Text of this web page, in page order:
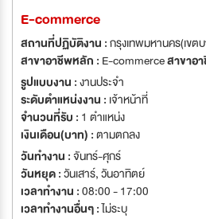
มาตราฐานการผลิต GMP (Good
คณะกรรมการอาหารและยา กระทรวงสาธา
9001 : 2015 - ระบบมาตรฐานแรงงานไทย (มรท.
บริษัท - นวัตกรรมการผลิตสมัยใหม่ - เทคโนโลยี เครื่องจักรที่ทันสมัย - สารสกัด
ต่างๆ มีใบประกันคุณภาพ - มีทีมงานผู้เชี่ยวช
ประสบการณ์มากกว่า 10 ปี - ควบคุมการผลิต
วิทยาศาสตร์ที่มีประสบการณ์ - ให้บริการผลิต
แบรนด์ของลูกค้าเอง
E-commerce
สถานที่ปฏิบัติงาน :กรุงเทพมหานคร(เขต
สาขาอาชีพหลัก : E-commerceสาขาอ
รูปแบบงาน :งานประจำ
ระดับตำแหน่งงาน : เจ้าหน้าที่
จำนวนที่รับ : 1 ตำแหน่ง
เงินเดือน(บาท) :ตามตกลง
วันทำงาน :จันทร์-ศุกร์
วันหยุด :วันเสาร์,วันอาทิตย์
เวลาทำงาน :08:00 - 17:00
เวลาทำงานอื่นๆ :ไม่ระบุ